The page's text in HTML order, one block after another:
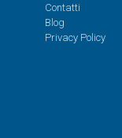
Contatti
Blog
Privacy Policy